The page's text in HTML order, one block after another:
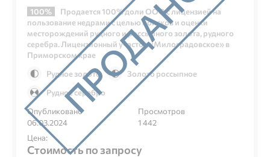
100%
Продается 100% доли ООО с лицензией на
пользование недрами с целью поисков и оценки
месторождений рудного и россыпного золота, рудного
серебра. Лицензионный участок «Милоградовское» в
Приморском крае
Рудное золото
Золото россыпное
Рудное серебро
Опубликовано
06.03.2024
Просмотров
1 442
Цена:
Стоимость по запросу